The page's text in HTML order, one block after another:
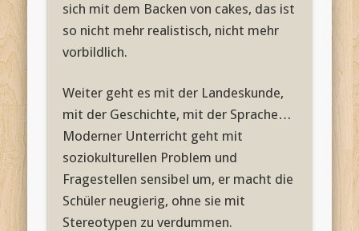
sich mit dem Backen von cakes, das ist
so nicht mehr realistisch, nicht mehr
vorbildlich.
Weiter geht es mit der Landeskunde,
mit der Geschichte, mit der Sprache…
Moderner Unterricht geht mit
soziokulturellen Problem und
Fragestellen sensibel um, er macht die
Schüler neugierig, ohne sie mit
Stereotypen zu verdummen.